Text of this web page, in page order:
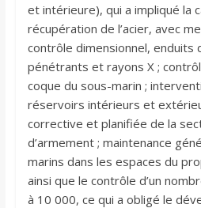
et intérieure), qui a impliqué la
récupération de l’acier, avec
contrôle dimensionnel, enduits
pénétrants et rayons X ;
coque du sous-marin ;
réservoirs intérieurs et
corrective et planifiée de la
d’armement ; maintenance
marins dans les espaces du
ainsi que le contrôle d’un
à 10 000, ce qui a obligé le